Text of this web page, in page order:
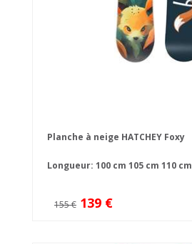
Planche à neige HATCHEY Foxy
Longueur: 100 cm 105 cm 110 cm
155 € 139 €